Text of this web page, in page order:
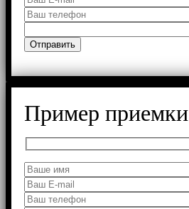
Пример приемки